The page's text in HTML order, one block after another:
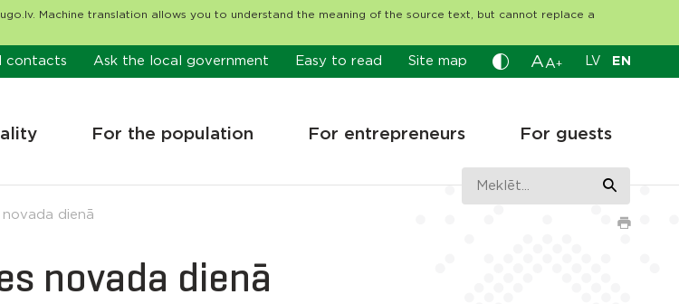
Machine translation allows you to understand the meaning of the source text, but cannot replace a
contacts Ask the local government Easy to read Site map A A+ LV EN
For the population For entrepreneurs For guests
novada dienā
novada dienā